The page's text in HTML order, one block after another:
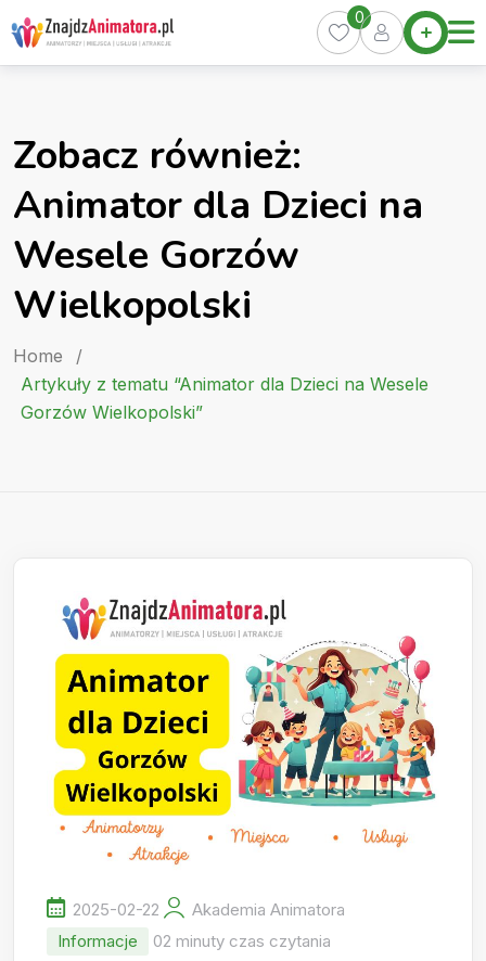
Skip
to
content
Home
Oferty
Kurs
0
Zobacz również:
Animator dla Dzieci na
Wesele Gorzów
Wielkopolski
Home
/
Artykuły z tematu “Animator dla Dzieci na Wesele
Gorzów Wielkopolski”
2025-02-22
Akademia Animatora
Informacje
02 minuty czas czytania